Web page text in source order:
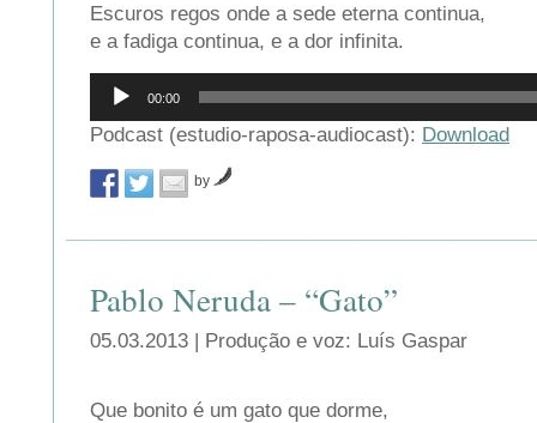
Escuros regos onde a sede eterna continua,
e a fadiga continua, e a dor infinita.
Reprodutor
áudio
00:00
Podcast (estudio-raposa-audiocast): Download
by
Pablo Neruda – “Gato”
05.03.2013 | Produção e voz: Luís Gaspar
Que bonito é um gato que dorme,